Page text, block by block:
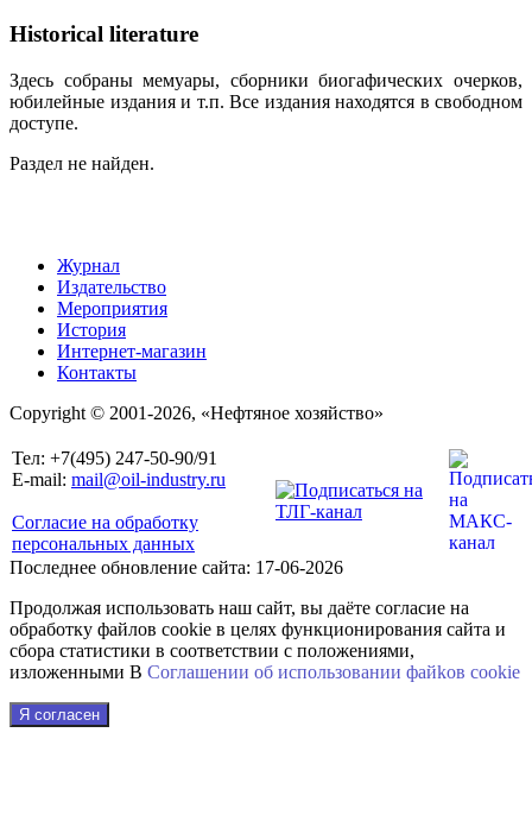
Historical literature
Здесь собраны мемуары, сборники биогафических очерков,
юбилейные издания и т.п. Все издания находятся в свободном
доступе.
Раздел не найден.
Журнал
Издательство
Мероприятия
История
Интернет-магазин
Контакты
Copyright © 2001-2026, «Нефтяное хозяйство»
Тел: +7(495) 247-50-90/91
E-mail: mail@oil-industry.ru
Согласие на обработку
персональных данных
Последнее обновление сайта: 17-06-2026
Продолжая использовать наш сайт, вы даёте согласие на
обработку файлов cookie в целях функционирования сайта и
сбора статистики в соответствии с положениями,
изложенными В Соглашении об использовании файkов cookie
Я согласен